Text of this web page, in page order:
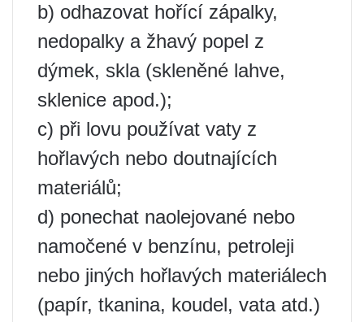
b) odhazovat hořící zápalky,
nedopalky a žhavý popel z
dýmek, skla (skleněné lahve,
sklenice apod.);
c) při lovu používat vaty z
hořlavých nebo doutnajících
materiálů;
d) ponechat naolejované nebo
namočené v benzínu, petroleji
nebo jiných hořlavých materiálech
(papír, tkanina, koudel, vata atd.)